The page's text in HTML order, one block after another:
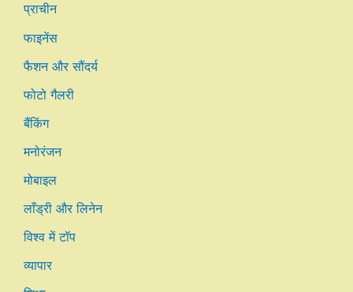
प्राचीन
फाइनेंस
फैशन और सौंदर्य
फोटो गैलरी
बैंकिंग
मनोरंजन
मोबाइल
लाँड्री और लिनेन
विश्व में टॉप
व्यापार